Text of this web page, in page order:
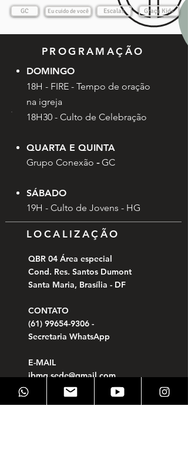
GC Eu cuido de você Escalas Graça Kids
PROGRAMAÇÃO
DOMINGO
18H - FIRE - Tempo de oração
na igreja
18H30 - Culto de Celebração
QUARTA E QUINTA
Grupo Conexão -GC
SÁBADO
19H - Culto de Jovens - HG
LOCALIZAÇÃO
QBR 04 Área especial
Cond. Res. Santos Dumont
Santa Maria, Brasília - DF
CONTATO
(61) 99654-9306 -
Secretaria WhatsApp
E-MAIL
ibmg.sede@gmail.com
DADOS BANCÁRIOS